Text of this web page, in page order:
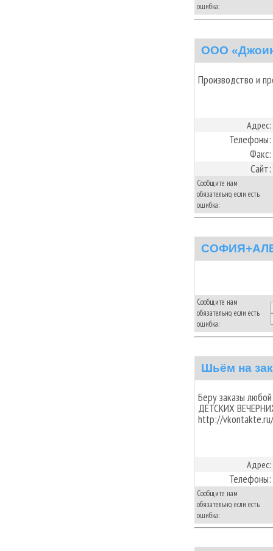
ошибка:
ООО
Производство и
Адрес:
Телефоны:
Факс:
Сайт:
Сообщите нам
обязательно, если есть
ошибка:
Сообщите нам
обязательно, если есть
ошибка:
Шьём на
Беру заказы
ДЕТСКИХ
http://
Адрес:
Телефоны:
Сообщите нам
обязательно, если есть
ошибка: